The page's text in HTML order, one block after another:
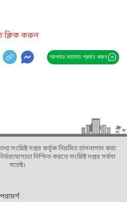
ক্লিক করুন
আপনার মতামত প্রদান করুন
সংশ্লিষ্ট দপ্তর কর্তৃক নিয়মিত হালনাগাদ করা
নিশ্চিত করতে সংশ্লিষ্ট দপ্তর সর্বদা
সচেষ্ট।
পরামর্শ